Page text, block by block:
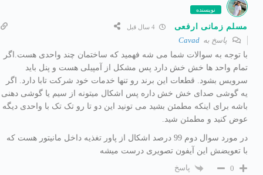
نویسنده
مسلم زمانی ارفعی 4 سال قبل
پاسخ به Cavad
با توجه به سوالات شما می شه فهمید که ساختمان چند واحدی هست.اگر
تمام واحد ها خش خش دارد پس مشکل از آمپیلی هست و پنل باید
سرویس بشود. قطعات این برند رو تنها خدمات خود شرکت تابا دارد. اگر
یه گوشی صدای خش خش داره پس اشکال میتونه از سیم یا گوشی دهنی
باشه برای اینکه مطمئن بشید می تونید این دو تا رو تک تک با واحدی دیگه
عوض کنید و مطمئن شید.
در مورد سوال دوم 99 درصد اشکال از پاور تغذیه داخل مانیتور هست که
با تعویضش این آیفون تصویری درست میشه
0
پاسخ